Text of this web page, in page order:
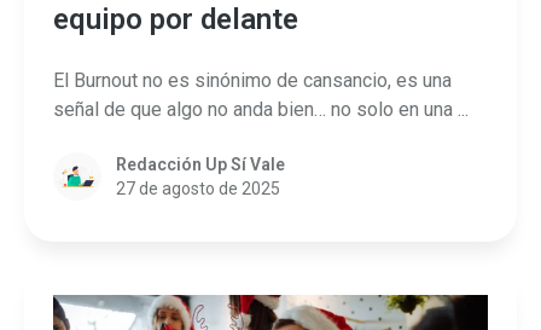
equipo por delante
El Burnout no es sinónimo de cansancio, es una
señal de que algo no anda bien… no solo en una ...
Redacción Up Sí Vale
27 de agosto de 2025